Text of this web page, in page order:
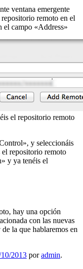
ventana emergente
remoto en el
campo «Address»
el repositorio remoto
y seleccionáis
el repositorio remoto
y ya tenéis el
hay una opción
con las nuevas
la que hablaremos en
2013 poradmin.